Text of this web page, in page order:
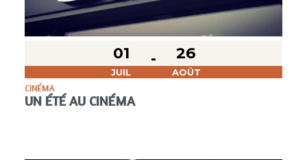
01
JUIL
26
AOÛT
CINÉMA
UN ÉTÉ AU CINÉMA